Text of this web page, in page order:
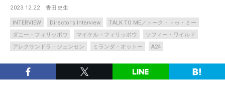
2023.12.22 香田史生
INTERVIEW Director’s Interview
TALK TO ME／トーク・トゥ・ミー
ダニー・フィリッポウ
マイケル・フィリッポウ
ソフィー・ワイルド
アレクサンドラ・ジェンセン
ミランダ・オットー A24